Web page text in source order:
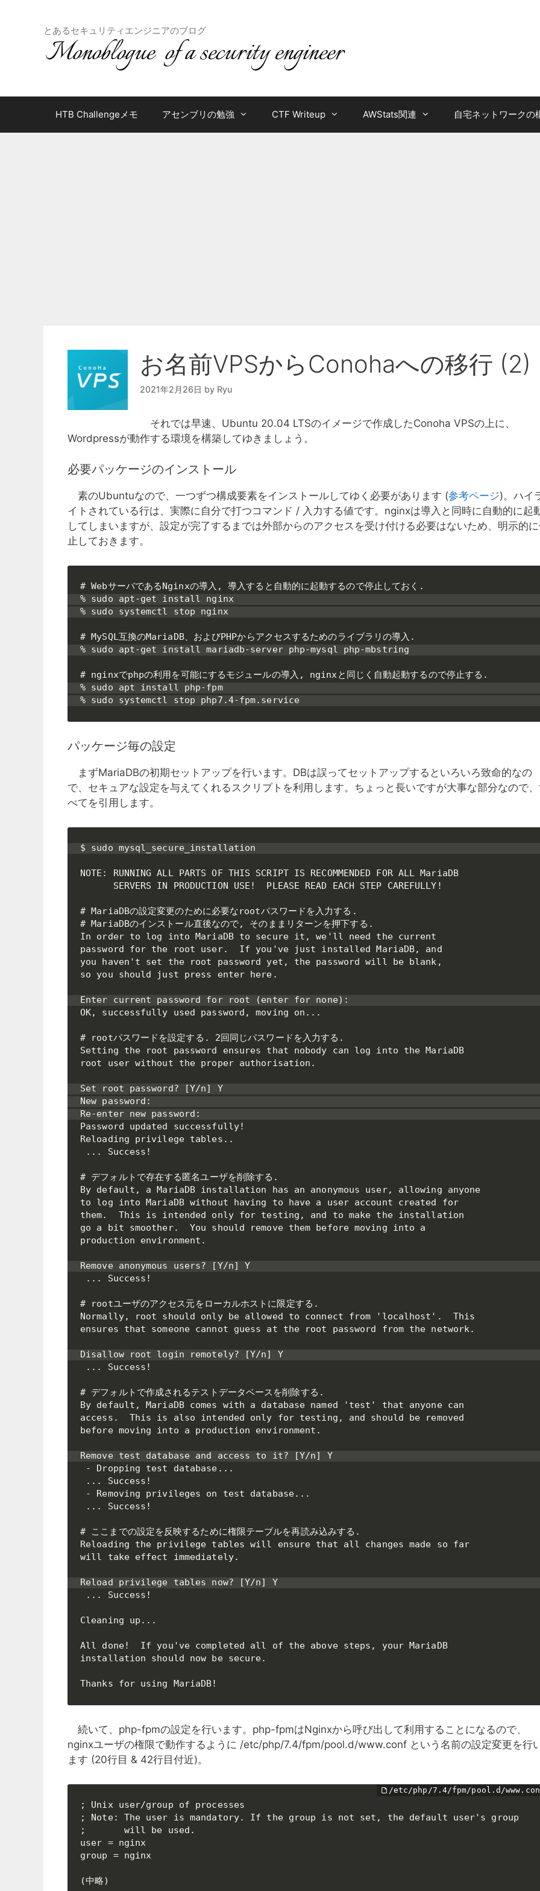
ス
とあるセキュリティエンジニアのブログ
HTB Challengeメモ アセンブリの勉強 CTF Writeup AWStats関連 自宅ネットワークの
お名前VPSからConohaへの移行 (2)
2021年2月26日 by Ryu
それでは早速、Ubuntu 20.04 LTSのイメージで作成したConoha VPSの上に、
Wordpressが動作する環境を構築してゆきましょう。
必要パッケージのインストール
素のUbuntuなので、一つずつ構成要素をインストールしてゆく必要があります (参考ページ)。ハイ
イトされている行は、実際に自分で打つコマンド / 入力する値です。nginxは導入と同時に自動的に起
してしまいますが、設定が完了するまでは外部からのアクセスを受け付ける必要はないため、明示的
止しておきます。
# WebサーバであるNginxの導入, 導入すると自動的に起動するので停止しておく.
% sudo apt-get install nginx
% sudo systemctl stop nginx
# MySQL互換のMariaDB、およびPHPからアクセスするためのライブラリの導入.
% sudo apt-get install mariadb-server php-mysql php-mbstring
# nginxでphpの利用を可能にするモジュールの導入, nginxと同じく自動起動するので停止する.
% sudo apt install php-fpm
% sudo systemctl stop php7.4-fpm.service
パッケージ毎の設定
まずMariaDBの初期セットアップを行います。DBは誤ってセットアップするといろいろ致命的なの
で、セキュアな設定を与えてくれるスクリプトを利用します。ちょっと長いですが大事な部分なので
べてを引用します。
$ sudo mysql_secure_installation
NOTE: RUNNING ALL PARTS OF THIS SCRIPT IS RECOMMENDED FOR ALL MariaDB
      SERVERS IN PRODUCTION USE!  PLEASE READ EACH STEP CAREFULLY!
# MariaDBの設定変更のために必要なrootパスワードを入力する.
# MariaDBのインストール直後なので, そのままリターンを押下する.
In order to log into MariaDB to secure it, we'll need the current
password for the root user.  If you've just installed MariaDB, and
you haven't set the root password yet, the password will be blank,
so you should just press enter here.
Enter current password for root (enter for none):
OK, successfully used password, moving on...
# rootパスワードを設定する. 2回同じパスワードを入力する.
Setting the root password ensures that nobody can log into the MariaDB
root user without the proper authorisation.
Set root password? [Y/n] Y
New password:
Re-enter new password:
Password updated successfully!
Reloading privilege tables..
... Success!
# デフォルトで存在する匿名ユーザを削除する.
By default, a MariaDB installation has an anonymous user, allowing anyone
to log into MariaDB without having to have a user account created for
them.  This is intended only for testing, and to make the installation
go a bit smoother.  You should remove them before moving into a
production environment.
Remove anonymous users? [Y/n] Y
... Success!
# rootユーザのアクセス元をローカルホストに限定する.
Normally, root should only be allowed to connect from 'localhost'.  This
ensures that someone cannot guess at the root password from the network.
Disallow root login remotely? [Y/n] Y
... Success!
# デフォルトで作成されるテストデータベースを削除する.
By default, MariaDB comes with a database named 'test' that anyone can
access.  This is also intended only for testing, and should be removed
before moving into a production environment.
Remove test database and access to it? [Y/n] Y
- Dropping test database...
... Success!
- Removing privileges on test database...
... Success!
# ここまでの設定を反映するために権限テーブルを再読み込みする.
Reloading the privilege tables will ensure that all changes made so far
will take effect immediately.
Reload privilege tables now? [Y/n] Y
... Success!
Cleaning up...
All done!  If you've completed all of the above steps, your MariaDB
installation should now be secure.
Thanks for using MariaDB!
続いて、php-fpmの設定を行います。php-fpmはNginxから呼び出して利用することになるので、
nginxユーザの権限で動作するように /etc/php/7.4/fpm/pool.d/www.conf という名前の設定変更を行
ます (20行目 & 42行目付近)。
; Unix user/group of processes
; Note: The user is mandatory. If the group is not set, the default user's group
;       will be used.
user = nginx
group = nginx
(中略)